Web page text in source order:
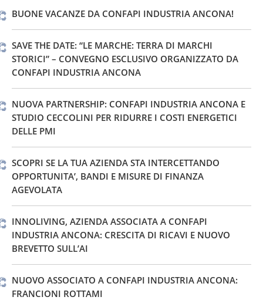
BUONE VACANZE DA CONFAPI INDUSTRIA ANCONA!
SAVE THE DATE: “LE MARCHE: TERRA DI MARCHI
STORICI” – CONVEGNO ESCLUSIVO ORGANIZZATO DA
CONFAPI INDUSTRIA ANCONA
NUOVA PARTNERSHIP: CONFAPI INDUSTRIA ANCONA E
STUDIO CECCOLINI PER RIDURRE I COSTI ENERGETICI
DELLE PMI
SCOPRI SE LA TUA AZIENDA STA INTERCETTANDO
OPPORTUNITA’, BANDI E MISURE DI FINANZA
AGEVOLATA
INNOLIVING, AZIENDA ASSOCIATA A CONFAPI
INDUSTRIA ANCONA: CRESCITA DI RICAVI E NUOVO
BREVETTO SULL’AI
NUOVO ASSOCIATO A CONFAPI INDUSTRIA ANCONA:
FRANCIONI ROTTAMI